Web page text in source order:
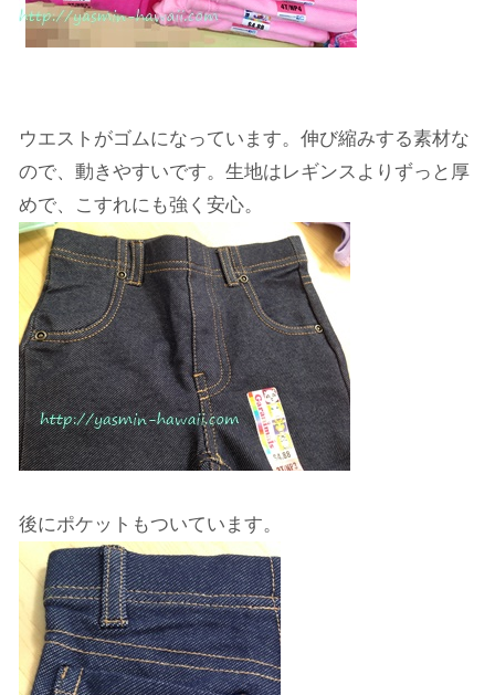
ウエストがゴムになっています。伸び縮みする素材な
ので、動きやすいです。生地はレギンスよりずっと厚
めで、こすれにも強く安心。
後にポケットもついています。